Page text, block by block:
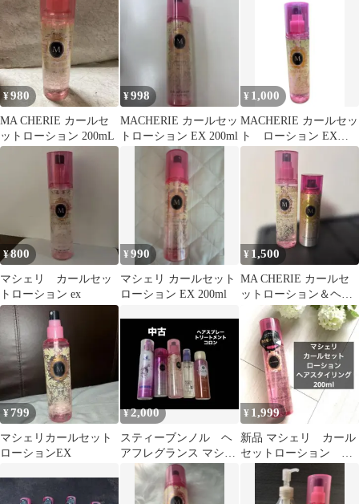
¥980
MA CHERIE カールセ
ットローション 200mL
¥998
MACHERIE カールセッ
トローション EX 200ml
¥ 1,000
MACHERIE カールセッ
ト ローション EX
200ml スタイリング剤
¥800
マシェリ カールセッ
トローション ex
¥990
マシェリ カールセット
ローション EX 200ml
¥ 1,500
MA CHERIE カールセ
ットローション＆ヘア
フレグランス セット
¥799
マシェリカールセット
ローションEX
¥2,000
スティーブンノル ヘ
アフレグランス マシェ
リ コロン 中古セッ
ト スタイリング
¥ 1,999
新品 マシェリ カール
セットローション ヘ
アスタイリング 200ml